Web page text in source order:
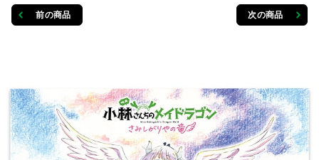
前の商品 次の商品